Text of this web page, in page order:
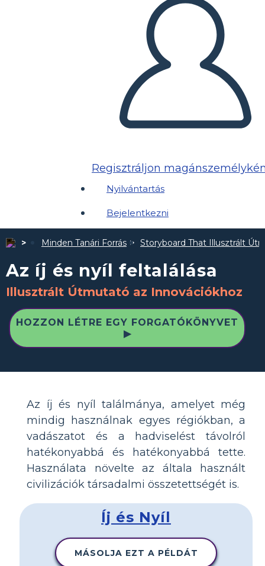
Regisztráljon
Nyilvántartás
Bejelentkezni
Minden Tanári Forrás Storyboard That Illusztrált
Az íj és nyíl feltalálása
Illusztrált Útmutató az Innovációkhoz
HOZZON LÉTRE EGY FORGATÓKÖNYVET
▶
Az íj és nyíl találmánya, amelyet még
mindig használnak egyes régiókban, a
vadászatot és a hadviselést távolról
hatékonyabbá és hatékonyabbá tette.
Használata növelte az általa használt
civilizációk társadalmi összetettségét is.
Íj és Nyíl
MÁSOLJA EZT A PÉLDÁT